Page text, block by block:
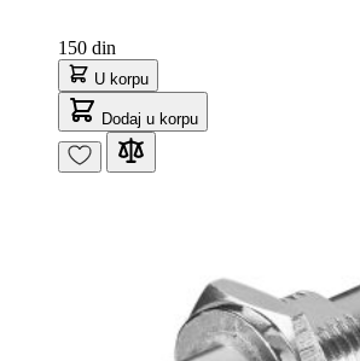
150 din
U korpu
Dodaj u korpu